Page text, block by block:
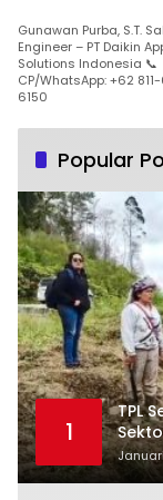
Gunawan Purba, S.T.
Engineer – PT Daikin
Solutions Indonesia 📞
CP/WhatsApp: +62
6150
Popular
1
TPL